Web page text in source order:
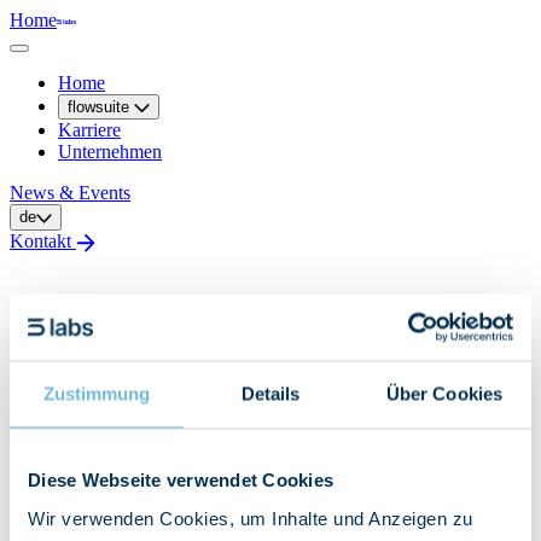
Zustimmung Details Über Cookies
Diese Webseite verwendet Cookies
Wir verwenden Cookies, um Inhalte und Anzeigen zu
Home
Home
flowsuite
Karriere
Unternehmen
News & Events
de
Kontakt
Risiko Manager
basieren auf modernster Softwareentwicklung in der webbasierten
Funktionen, sowohl nach UCITSG, als auch AIFMG. Sowohl